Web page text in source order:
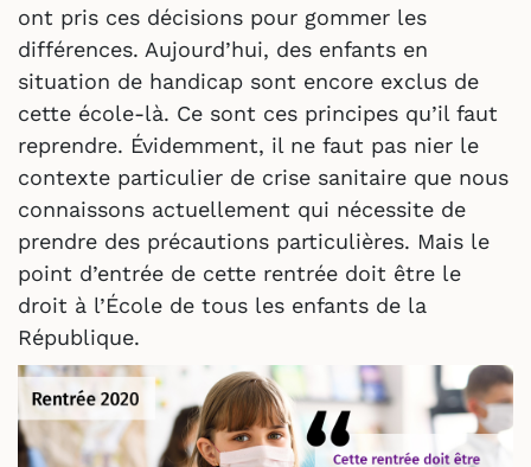
ont pris ces décisions pour gommer les
différences. Aujourd’hui, des enfants en
situation de handicap sont encore exclus de
cette école-là. Ce sont ces principes qu’il faut
reprendre. Évidemment, il ne faut pas nier le
contexte particulier de crise sanitaire que nous
connaissons actuellement qui nécessite de
prendre des précautions particulières. Mais le
point d’entrée de cette rentrée doit être le
droit à l’École de tous les enfants de la
République.